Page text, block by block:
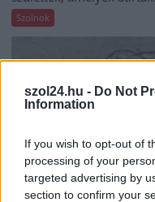
szol24.hu - Do Not
Information
If you wish to opt-out of
processing of your
targeted advertising by
section to confirm your
Szolnok